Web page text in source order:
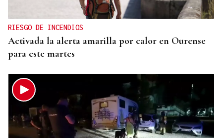
RIESGO DE INCENDIOS
Activada la alerta amarilla por calor en Ourense
para este martes